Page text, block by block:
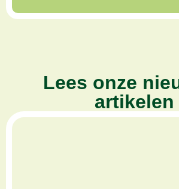
Lees onze
artikelen